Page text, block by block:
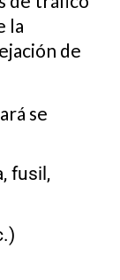
la
de
se
fusil,